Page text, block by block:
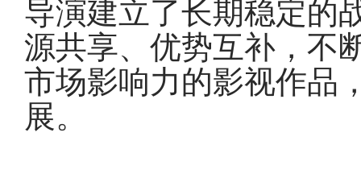
导演建立了长期稳定的
源共享、优势互补，不
市场影响力的影视作品
展。